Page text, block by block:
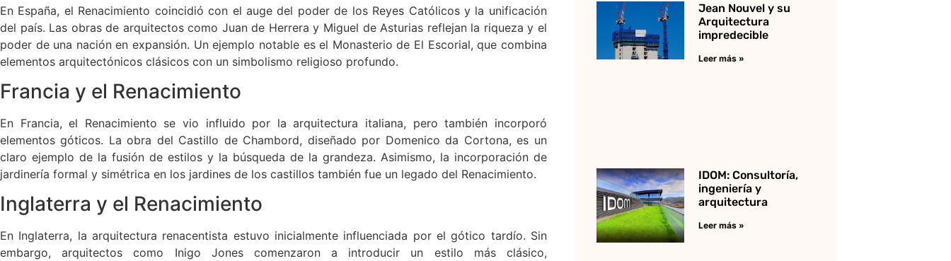
En España, el Renacimiento coincidió con el auge del poder de los Reyes Católicos y la unificación
del país. Las obras de arquitectos como Juan de Herrera y Miguel de Asturias reflejan la riqueza y el
poder de una nación en expansión. Un ejemplo notable es el Monasterio de El Escorial, que combina
elementos arquitectónicos clásicos con un simbolismo religioso profundo.
Francia y el Renacimiento
En Francia, el Renacimiento se vio influido por la arquitectura italiana, pero también incorporó
elementos góticos. La obra del Castillo de Chambord, diseñado por Domenico da Cortona, es un
claro ejemplo de la fusión de estilos y la búsqueda de la grandeza. Asimismo, la incorporación de
jardinería formal y simétrica en los jardines de los castillos también fue un legado del Renacimiento.
Inglaterra y el Renacimiento
En Inglaterra, la arquitectura renacentista estuvo inicialmente influenciada por el gótico tardío. Sin
embargo, arquitectos como Inigo Jones comenzaron a introducir un estilo más clásico,
Jean Nouvel y su
Arquitectura
impredecible
Leer más »
IDOM: Consultoría,
ingeniería y
arquitectura
Leer más »